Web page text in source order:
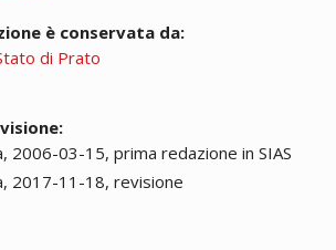
è conservata da:
di Prato
2006-03-15, prima redazione in SIAS
2017-11-18, revisione